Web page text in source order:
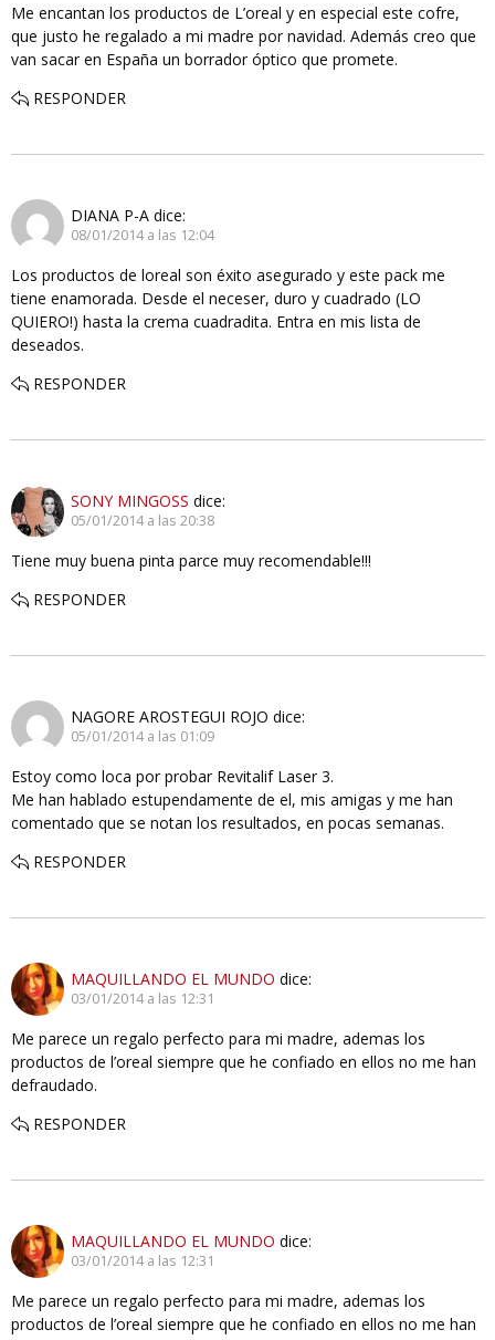
Me encantan los productos de L’oreal y en especial este cofre,
que justo he regalado a mi madre por navidad. Además creo que
van sacar en España un borrador óptico que promete.
RESPONDER
DIANA P-A dice:
08/01/2014 a las 12:04
Los productos de loreal son éxito asegurado y este pack me
tiene enamorada. Desde el neceser, duro y cuadrado (LO
QUIERO!) hasta la crema cuadradita. Entra en mis lista de
deseados.
RESPONDER
SONY MINGOSS dice:
05/01/2014 a las 20:38
Tiene muy buena pinta parce muy recomendable!!!
RESPONDER
NAGORE AROSTEGUI ROJO dice:
05/01/2014 a las 01:09
Estoy como loca por probar Revitalif Laser 3.
Me han hablado estupendamente de el, mis amigas y me han
comentado que se notan los resultados, en pocas semanas.
RESPONDER
MAQUILLANDO EL MUNDO dice:
03/01/2014 a las 12:31
Me parece un regalo perfecto para mi madre, ademas los
productos de l’oreal siempre que he confiado en ellos no me han
defraudado.
RESPONDER
MAQUILLANDO EL MUNDO dice:
03/01/2014 a las 12:31
Me parece un regalo perfecto para mi madre, ademas los
productos de l’oreal siempre que he confiado en ellos no me han